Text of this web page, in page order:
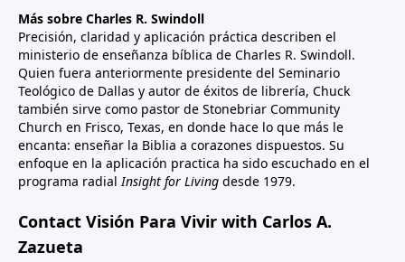
Más sobre Charles R. Swindoll
Precisión, claridad y aplicación práctica describen el
ministerio de enseñanza bíblica de Charles R. Swindoll.
Quien fuera anteriormente presidente del Seminario
Teológico de Dallas y autor de éxitos de librería, Chuck
también sirve como pastor de Stonebriar Community
Church en Frisco, Texas, en donde hace lo que más le
encanta: enseñar la Biblia a corazones dispuestos. Su
enfoque en la aplicación practica ha sido escuchado en el
programa radialInsight for Living desde 1979.
Contact Visión Para Vivir with Carlos A.
Zazueta